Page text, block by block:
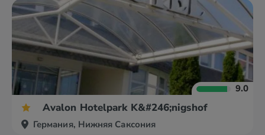
9.0
Avalon Hotelpark K&#246;nigshof
Германия, Нижняя Саксония